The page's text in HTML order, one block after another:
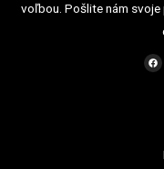
voľbou. Pošlite nám
F
a
c